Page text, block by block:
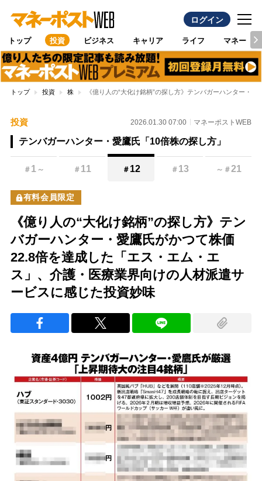
ログイン
トップ 投資 ビジネス キャリア ライフ マネー
トップ 投資 株 《億り人の“大化け銘柄”の探し方》テンバガーハンター・
投資 2026.01.30 07:00 マネーポストWEB
テンバガーハンター・愛鷹氏「10倍株の探し方」
＃ 1 ～ ＃ 11 ＃ 12 ＃ 13 ～ ＃21
有料会員限定
《億り人の“大化け銘柄”の探し方》テン
バガーハンター・愛鷹氏がかつて株価
22.8倍を達成した「エス・エム・エ
ス」、介護・医療業界向けの人材派遣サ
ービスに感じた投資妙味